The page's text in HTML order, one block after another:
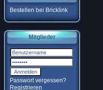
Bestellen bei Bricklink
Mitglieder
Passwort vergessen?
Registrieren